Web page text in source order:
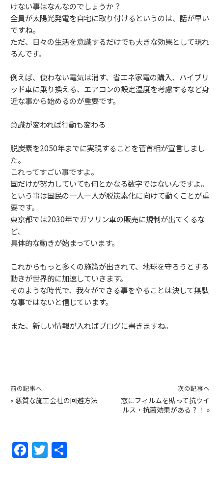
けない事はなんなのでしょうか？
全員が太陽光発電を自宅に取り付けるというのは、話が早い
ですね。
ただ、日々の生活を意識するだけでも大きな効果として現れ
るんです。
例えば、使わない電気は消す、省エネ家電の購入、ハイブリ
ッド車に乗り換える、エアコンの設定温度を考慮するなど身
近な事から始めるのが重要です。
意識が変われば行動も変わる
脱炭素を2050年までに実現することを菅首相が宣言しまし
た。
これってすごい事ですよ。
国だけが努力していても何とかなる数字ではないんですよ。
という事は国民の一人一人が脱炭素化に向けて動くことが重
要です。
東京都では2030年でガソリン車の販売に規制が出てくるな
ど、
具体的な動きが始まっています。
これからもっと多くの施策が出されて、地球を守ろうとする
動きが世界的に加速していきます。
そのような時代で、我々ができる事をやることは決して無駄
な事ではないと信じています。
また、新しい情報が入ればブログに書きますね。
前の記事へ
« 悪質な施工会社の回避方法
次の記事へ
窓にフィルムを貼って抗ウイ
ルス・抗菌効果がある？！ »
F
a
T
w